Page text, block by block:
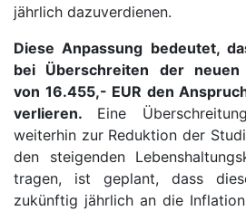
jährlich dazuverdienen.
Diese Anpassung bedeutet,
bei Überschreiten der neuen
von 16.455,- EUR den
verlieren. Eine
weiterhin zur Reduktion der
den steigenden
tragen, ist geplant, dass
zukünftig jährlich an die